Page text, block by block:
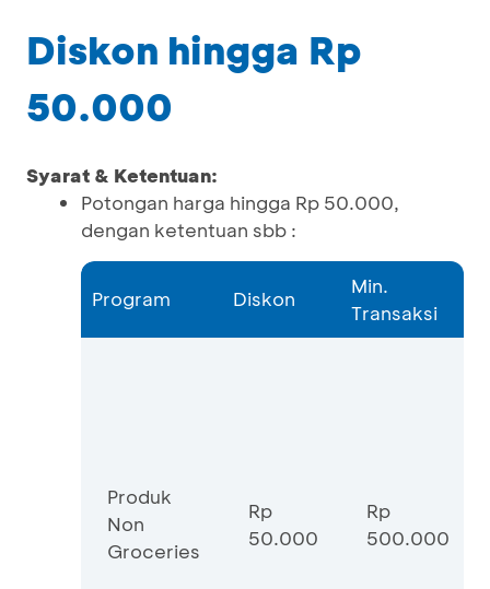
Diskon hingga Rp
50.000
Syarat & Ketentuan:
Potongan harga hingga Rp 50.000,
dengan ketentuan sbb :
Program Diskon
Min.
Transaksi
Produk
Non
Groceries
Rp
50.000
Rp
500.000